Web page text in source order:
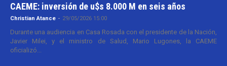
CAEME: inversión de u$s 8.000 M en seis años
Christian Atance - 29/05/2026 15:00
Durante una audiencia en Casa Rosada con el presidente de la Nación,
Javier Milei, y el ministro de Salud, Mario Lugones, la CAEME
oficializó...